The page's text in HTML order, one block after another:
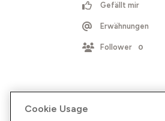
Gefällt mir
Erwähnungen
Follower 0
Cookie Usage